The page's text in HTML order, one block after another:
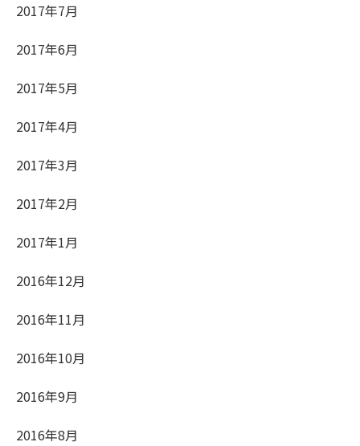
2017年7月
2017年6月
2017年5月
2017年4月
2017年3月
2017年2月
2017年1月
2016年12月
2016年11月
2016年10月
2016年9月
2016年8月